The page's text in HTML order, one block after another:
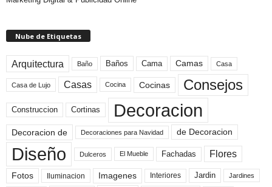
Nube de Etiquetas
Arquitectura Baño Baños Cama Camas Casa
Casa de Lujo Casas Cocina Cocinas Consejos
Construccion Cortinas Decoracion
Decoracion de Decoraciones para Navidad de Decoracion
Diseño Dulceros El Mueble Fachadas Flores
Fotos Iluminacion Imagenes Interiores Jardin Jardines